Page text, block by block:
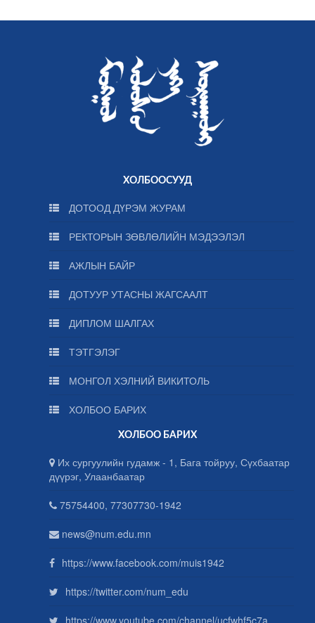
ХОЛБООСУУД
ДОТООД ДҮРЭМ ЖУРАМ
РЕКТОРЫН ЗӨВЛӨЛИЙН МЭДЭЭЛЭЛ
АЖЛЫН БАЙР
ДОТУУР УТАСНЫ ЖАГСААЛТ
ДИПЛОМ ШАЛГАХ
ТЭТГЭЛЭГ
МОНГОЛ ХЭЛНИЙ ВИКИТОЛЬ
ХОЛБОО БАРИХ
ХОЛБОО БАРИХ
Их сургуулийн гудамж - 1, Бага тойруу, Сүхбаатар
дүүрэг, Улаанбаатар
75754400, 77307730-1942
news@num.edu.mn
https://www.facebook.com/muis1942
https://twitter.com/num_edu